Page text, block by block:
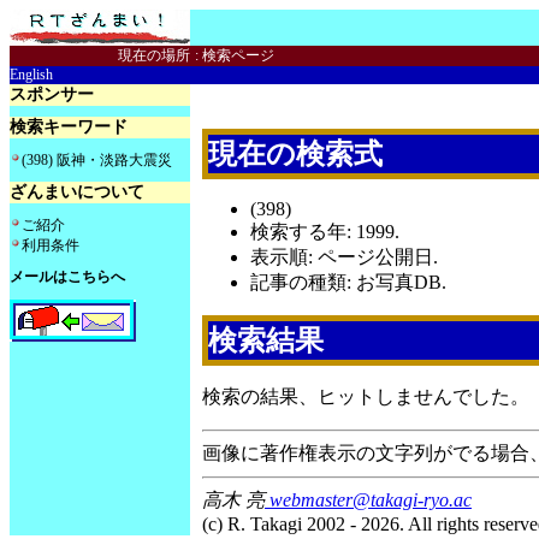
現在の場所 : 検索ページ
English
スポンサー
検索キーワード
(398) 阪神・淡路大震災
ざんまいについて
ご紹介
利用条件
メールはこちらへ
現在の検索式
(398)
検索する年: 1999.
表示順: ページ公開日.
記事の種類: お写真DB.
検索結果
検索の結果、ヒットしませんでした。
画像に著作権表示の文字列がでる場合
高木 亮webmaster@takagi-ryo.ac
(c) R. Takagi 2002 - 2026. All rights